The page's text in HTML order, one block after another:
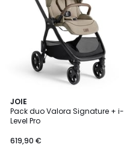
JOIE
Pack duo Valora Signature + i-
Level Pro
619,90 €
2
Couleurs